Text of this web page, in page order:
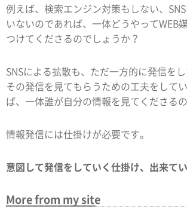
例えば、検索エンジン対策もしない、
いないのであれば、一体どうやってWEB
つけてくださるのでしょうか？
SNSによる拡散も、ただ一方的に発信をし
その発信を見てもらうための工夫をして
ば、一体誰が自分の情報を見てくださる
情報発信には仕掛けが必要です。
意図して発信をしていく仕掛け、出来て
More from my site